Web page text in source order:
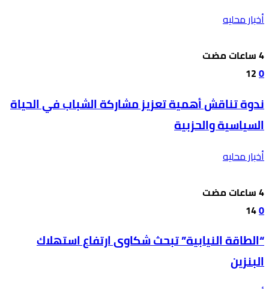
أخبار محليه
0
12
ندوة تناقش أهمية تعزيز مشاركة الشباب في الحياة
السياسية والحزبية
أخبار محليه
0
14
“الطاقة النيابية” تبحث شكاوى ارتفاع استهلاك
البنزين